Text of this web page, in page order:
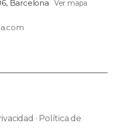
Barcelona Ver mapa
· Política de